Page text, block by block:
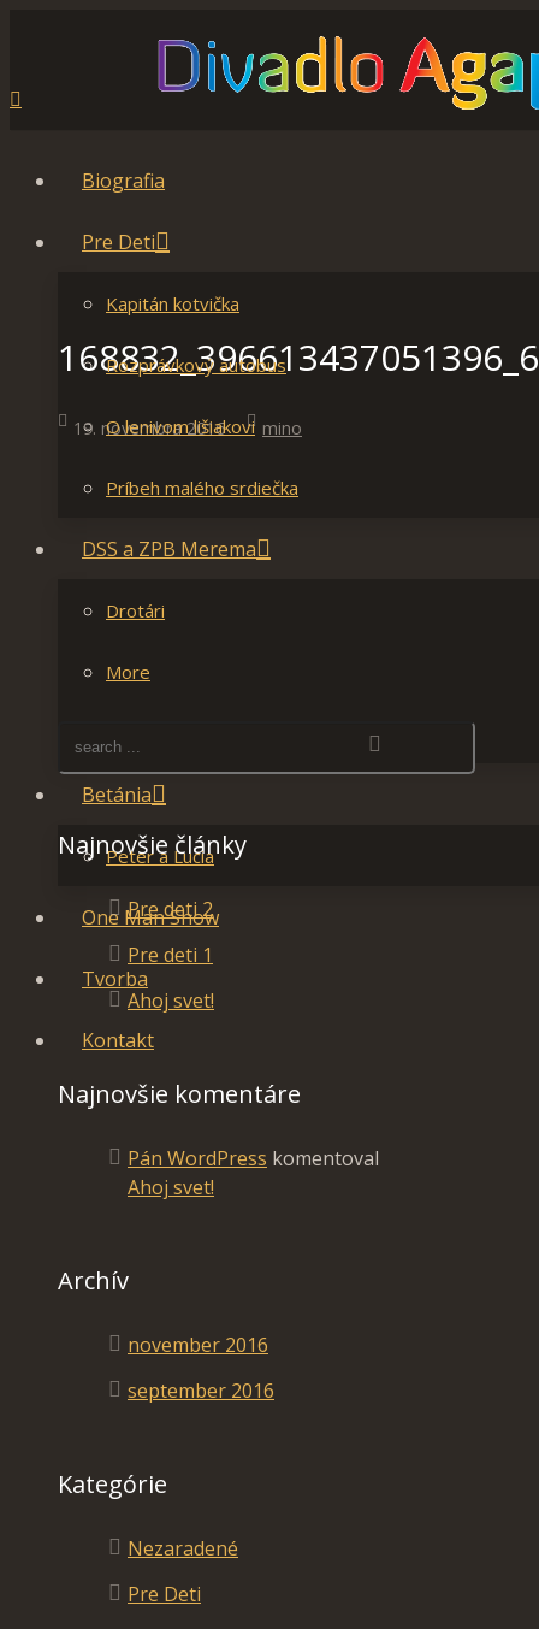
Biografia
Pre Deti
Kapitán kotvička
Rozprávkový autobus
O lenivom lišiakovi
Príbeh malého srdiečka
DSS a ZPB Merema
Drotári
More
Betánia
Peter a Lucia
One Man Show
Tvorba
Kontakt
19. novembra 2016 mino
Najnovšie články
Pre deti 2
Pre deti 1
Ahoj svet!
Najnovšie komentáre
Pán WordPress komentoval
Ahoj svet!
Archív
november 2016
september 2016
Kategórie
Nezaradené
Pre Deti